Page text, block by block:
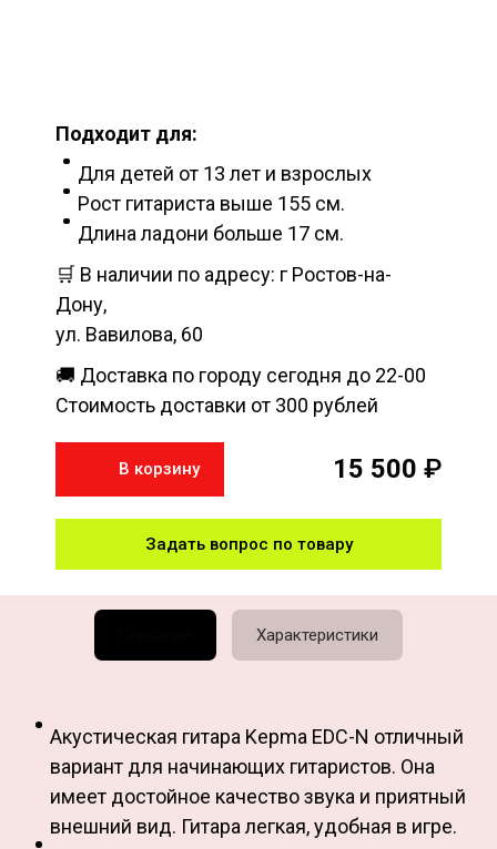
Подходит для:
Для детей от 13 лет и взрослых
Рост гитариста выше 155 см.
Длина ладони больше 17 см.
🛒 В наличии по адресу: г Ростов-на-
Дону,
ул. Вавилова, 60
🚚 Доставка по городу сегодня до 22-00
Стоимость доставки от 300 рублей
В корзину 15 500 ₽
Задать вопрос по товару
Характеристики
Акустическая гитара Kepma EDC-N отличный
вариант для начинающих гитаристов. Она
имеет достойное качество звука и приятный
внешний вид. Гитара легкая, удобная в игре.